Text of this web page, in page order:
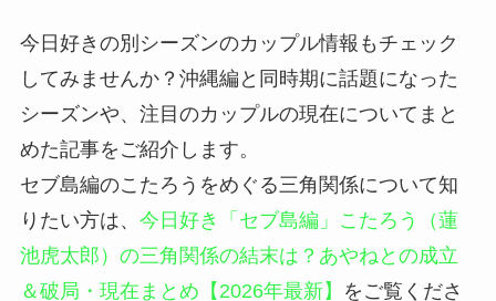
今日好きの別シーズンのカップル情報もチェック
してみませんか？沖縄編と同時期に話題になった
シーズンや、注目のカップルの現在についてまと
めた記事をご紹介します。
セブ島編のこたろうをめぐる三角関係について知
りたい方は、 今日好き「セブ島編」こたろう（蓮
池虎太郎）の三角関係の結末は？あやねとの成立
＆破局・現在まとめ【2026年最新】
をご覧くださ